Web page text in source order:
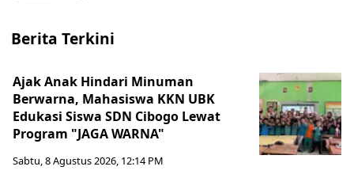
Berita Terkini
Ajak Anak Hindari Minuman
Berwarna, Mahasiswa KKN UBK
Edukasi Siswa SDN Cibogo Lewat
Program "JAGA WARNA"
Sabtu, 8 Agustus 2026, 12:14 PM